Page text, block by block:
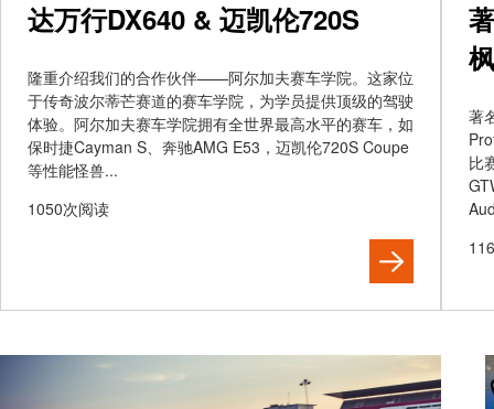
达万行DX640 & 迈凯伦720S
隆重介绍我们的合作伙伴——阿尔加夫赛车学院。这家位
于传奇波尔蒂芒赛道的赛车学院，为学员提供顶级的驾驶
体验。阿尔加夫赛车学院拥有全世界最高水平的赛车，如
保时捷Cayman S、奔驰AMG E53，迈凯伦720S Coupe
等性能怪兽...
1050次阅读
著
比